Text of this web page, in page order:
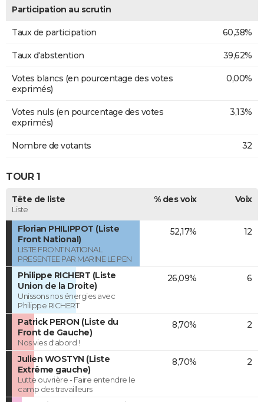
Participation au scrutin
Taux de participation 60,38%
Taux d'abstention 39,62%
Votes blancs (en pourcentage des votes
exprimés)
0,00%
Votes nuls (en pourcentage des votes
exprimés)
3,13%
Nombre de votants 32
TOUR 1
Tête de liste
Liste
% des voix Voix
Florian PHILIPPOT (Liste
Front National)
LISTE FRONT NATIONAL
PRESENTEE PAR MARINE LE PEN
52,17% 12
Philippe RICHERT (Liste
Union de la Droite)
Unissons nos énergies avec
Philippe RICHERT
26,09% 6
Patrick PERON (Liste du
Front de Gauche)
Nos vies d'abord !
8,70% 2
Julien WOSTYN (Liste
Extrême gauche)
Lutte ouvrière - Faire entendre le
camp des travailleurs
8,70% 2